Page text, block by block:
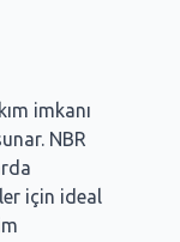
imkanı
NBR
için ideal